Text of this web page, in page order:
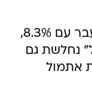
בערוץ 10, "המקור" שחזרה בשבוע שעבר עם 8.3%,
"המתנחל" נחלשת גם
אתמול